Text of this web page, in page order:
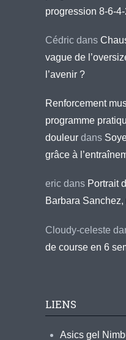
progression 8-6-4-
Cédric dans
vague de
l’avenir ?
Renforcement
programme
douleur dans
grâce à
eric dans Portrait
Barbara
Cloudy-celeste
de course en 6
LIENS
Asics gel